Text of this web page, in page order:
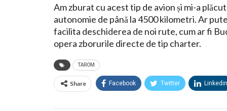
Am zburat cu acest tip de avion și mi-a
autonomie de până la 4500 kilometri. Ar
facilita deschiderea de noi rute, cum ar fi
opera zborurile directe de tip charter.
TAROM
Share Facebook Twitter Linkedin